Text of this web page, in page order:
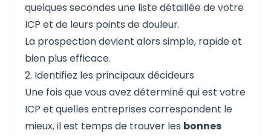
quelques secondes une liste détaillée de votre
ICP et de leurs points de douleur.
La prospection devient alors simple, rapide et
bien plus efficace.
2. Identifiez les principaux décideurs
Une fois que vous avez déterminé qui est votre
ICP et quelles entreprises correspondent le
mieux, il est temps de trouver les bonnes